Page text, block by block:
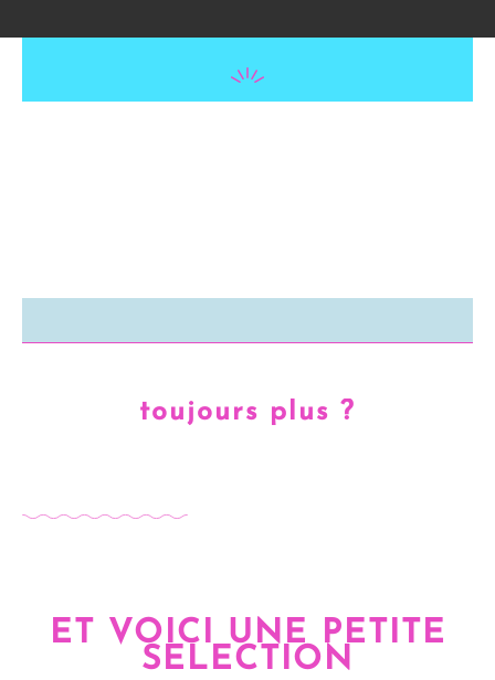
toujours plus ?
ET VOICI UNE PETITE
SELECTION